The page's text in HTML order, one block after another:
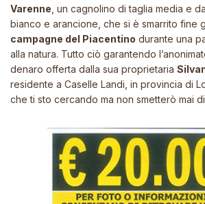
Varenne , un cagnolino di taglia media e
bianco e arancione, che si è smarrito fine
campagne del Piacentino durante una
alla natura. Tutto ciò garantendo
denaro offerta dalla sua proprietaria
residente a Caselle Landi, in provincia di
che ti sto cercando ma non smetterò mai